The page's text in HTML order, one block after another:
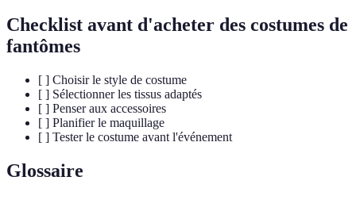
Checklist avant d'acheter des costumes de
fantômes
[ ] Choisir le style de costume
[ ] Sélectionner les tissus adaptés
[ ] Penser aux accessoires
[ ] Planifier le maquillage
[ ] Tester le costume avant l'événement
Glossaire